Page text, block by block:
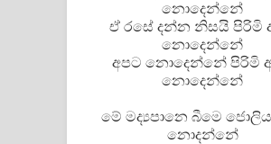
නොදෙන්නේ
ඒ රසේ දන්න නිසයි පිරිමි
නොදෙන්නේ
අපට නොදෙන්නේ පිරිමි
නොදෙන්නේ
මේ මද්‍යපානෙ බීමෙ
නොදන්නේ